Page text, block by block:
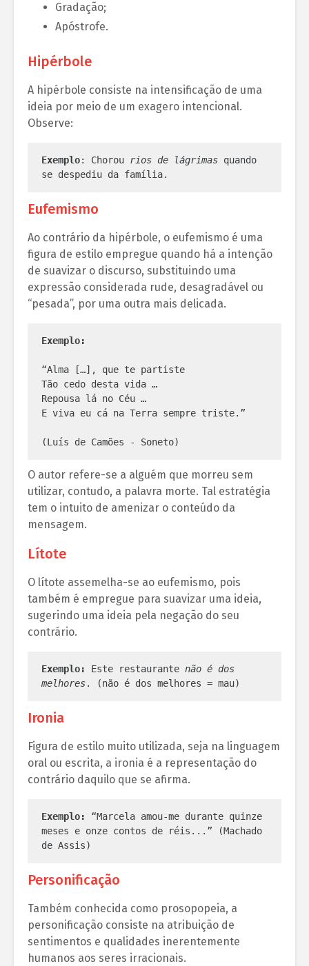
Gradação;
Apóstrofe.
Hipérbole
A hipérbole consiste na intensificação de uma
ideia por meio de um exagero intencional.
Observe:
Exemplo: Chorou rios de lágrimas quando
se despediu da família.
Eufemismo
Ao contrário da hipérbole, o eufemismo é uma
figura de estilo empregue quando há a intenção
de suavizar o discurso, substituindo uma
expressão considerada rude, desagradável ou
“pesada”, por uma outra mais delicada.
Exemplo:
“Alma […], que te partiste
Tão cedo desta vida …
Repousa lá no Céu …
E viva eu cá na Terra sempre triste.”
(Luís de Camões - Soneto)
O autor refere-se a alguém que morreu sem
utilizar, contudo, a palavra morte. Tal estratégia
tem o intuito de amenizar o conteúdo da
mensagem.
Lítote
O lítote assemelha-se ao eufemismo, pois
também é empregue para suavizar uma ideia,
sugerindo uma ideia pela negação do seu
contrário.
Exemplo: Este restaurante não é dos
melhores. (não é dos melhores = mau)
Ironia
Figura de estilo muito utilizada, seja na linguagem
oral ou escrita, a ironia é a representação do
contrário daquilo que se afirma.
Exemplo:
“Marcela amou-me durante quinze
meses e onze contos de réis...” (Machado
de Assis)
Personificação
Também conhecida como prosopopeia, a
personificação consiste na atribuição de
sentimentos e qualidades inerentemente
humanos aos seres irracionais.